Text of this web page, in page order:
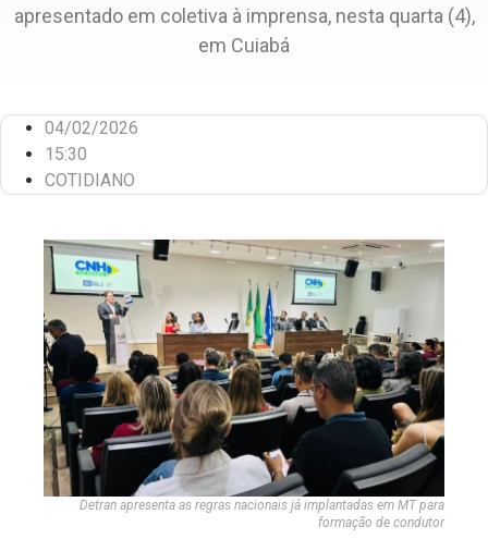
apresentado em coletiva à imprensa, nesta quarta (4),
em Cuiabá
04/02/2026
15:30
COTIDIANO
Detran apresenta as regras nacionais já implantadas em MT para
formação de condutor